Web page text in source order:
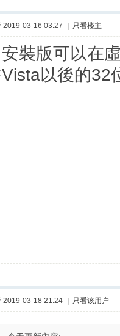
2019-03-16 03:27 只看楼主
裝版可以在
以後的32
2019-03-18 21:24 只看该用户